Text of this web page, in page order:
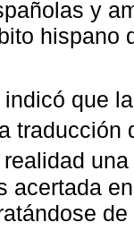
y
hispano
que
acertada